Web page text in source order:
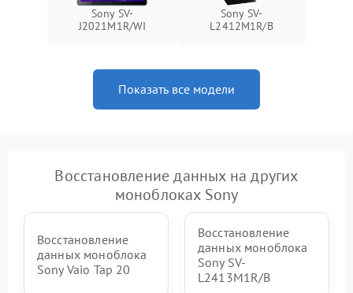
Неисправность BIOS Подробнее →
Sony SV-
J2021M1R/WI
Sony SV-
L2412M1R/B
Показать все модели
Восстановление данных на других
моноблоках Sony
Восстановление
данных моноблока
Sony Vaio Tap 20
Восстановление
данных моноблока
Sony SV-
L2413M1R/B